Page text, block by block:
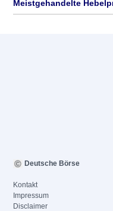
Meistgehandelte
Deutsche Börse
Kontakt
Impressum
Disclaimer